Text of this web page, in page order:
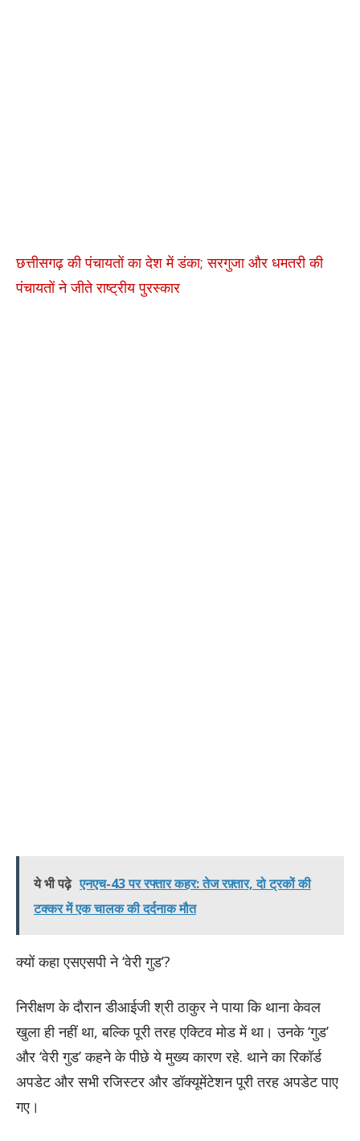
छत्तीसगढ़ की पंचायतों का देश में डंका; सरगुजा और धमतरी की
पंचायतों ने जीते राष्ट्रीय पुरस्कार
ये भी पढ़े एनएच-43 पर रफ्तार कहर: तेज रफ़्तार, दो ट्रकों की
टक्कर में एक चालक की दर्दनाक मौत
क्यों कहा एसएसपी ने ‘वेरी गुड’?
निरीक्षण के दौरान डीआईजी श्री ठाकुर ने पाया कि थाना केवल
खुला ही नहीं था, बल्कि पूरी तरह एक्टिव मोड में था। उनके ‘गुड’
और ‘वेरी गुड’ कहने के पीछे ये मुख्य कारण रहे. थाने का रिकॉर्ड
अपडेट और सभी रजिस्टर और डॉक्यूमेंटेशन पूरी तरह अपडेट पाए
गए।